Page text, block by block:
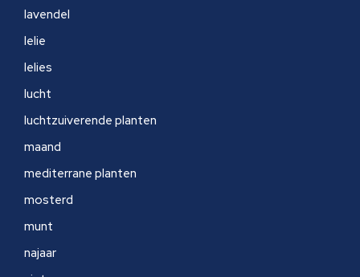
lavendel
lelie
lelies
lucht
luchtzuiverende planten
maand
mediterrane planten
mosterd
munt
najaar